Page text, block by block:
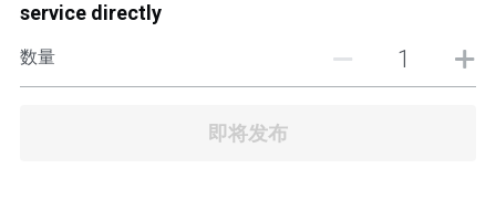
service directly
数量
即将发布